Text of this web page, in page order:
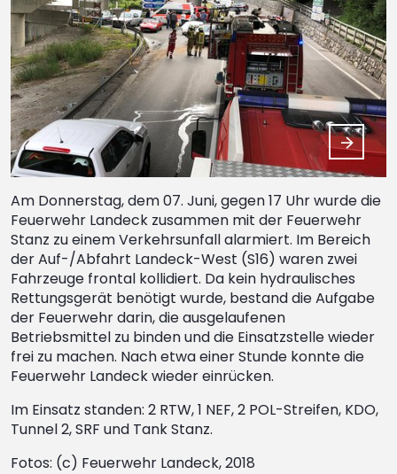
Am Donnerstag, dem 07. Juni, gegen 17 Uhr wurde die
Feuerwehr Landeck zusammen mit der Feuerwehr
Stanz zu einem Verkehrsunfall alarmiert. Im Bereich
der Auf-/Abfahrt Landeck-West (S16) waren zwei
Fahrzeuge frontal kollidiert. Da kein hydraulisches
Rettungsgerät benötigt wurde, bestand die Aufgabe
der Feuerwehr darin, die ausgelaufenen
Betriebsmittel zu binden und die Einsatzstelle wieder
frei zu machen. Nach etwa einer Stunde konnte die
Feuerwehr Landeck wieder einrücken.
Im Einsatz standen: 2 RTW, 1 NEF, 2 POL-Streifen, KDO,
Tunnel 2, SRF und Tank Stanz.
Fotos: (c) Feuerwehr Landeck, 2018